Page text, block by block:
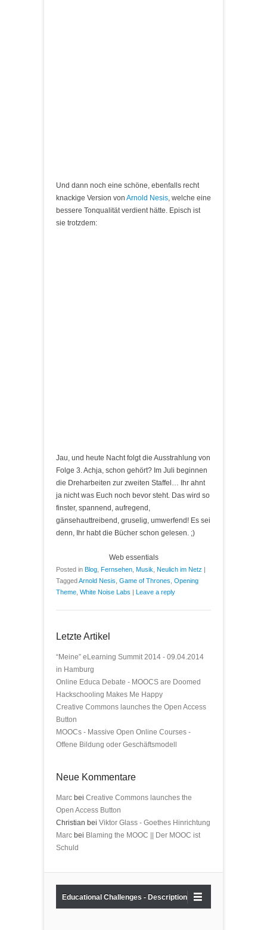
Und dann noch eine schöne, ebenfalls recht
knackige Version von Arnold Nesis, welche eine
bessere Tonqualität verdient hätte. Episch ist
sie trotzdem:
Jau, und heute Nacht folgt die Ausstrahlung von
Folge 3. Achja, schon gehört? Im Juli beginnen
die Dreharbeiten zur zweiten Staffel… Ihr ahnt
ja nicht was Euch noch bevor steht. Das wird so
finster, spannend, aufregend,
gänsehauttreibend, gruselig, umwerfend! Es sei
denn, Ihr habt die Bücher schon gelesen. ;)
Web essentials
Posted in Blog Fernsehen Musik Neulich im Netz |
TaggedArnold Nesis Game of Thrones Opening
Theme White Noise Labs | Leave a reply
Letzte Artikel
“Meine” eLearning Summit 2014 - 09.04.2014
in Hamburg
Online Educa Debate - MOOCS are Doomed
Hackschooling Makes Me Happy
Creative Commons launches the Open Access
Button
MOOCs - Massive Open Online Courses -
Offene Bildung oder Geschäftsmodell
Neue Kommentare
Marc bei Creative Commons launches the
Open Access Button
Christian bei Viktor Glass - Goethes Hinrichtung
Marc bei Blaming the MOOC || Der MOOC ist
Schuld
Educational Challenges - Description